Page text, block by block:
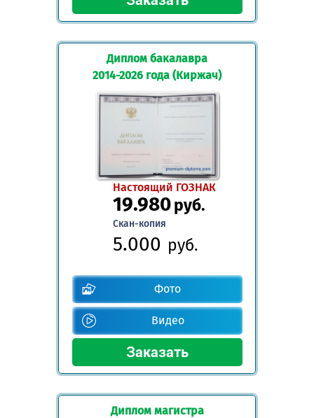
Диплом бакалавра
2014-2026 года (Киржач)
Настоящий ГОЗНАК
19.980руб.
Скан-копия
5.000 руб.
Фото
Видео
Диплом магистра